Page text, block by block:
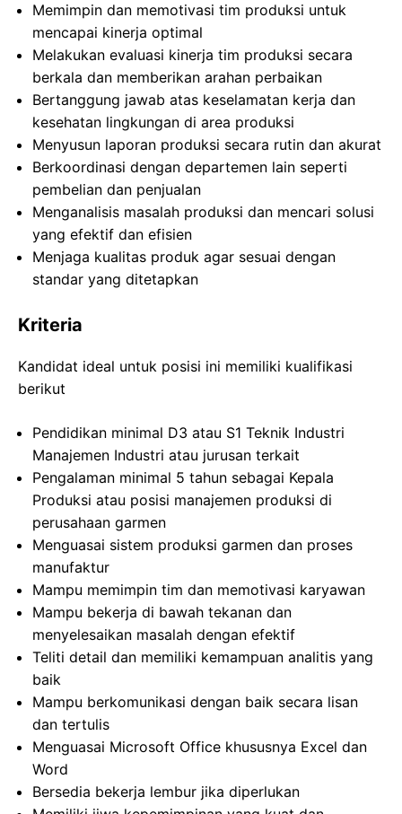
Memimpin dan memotivasi tim produksi untuk
mencapai kinerja optimal
Melakukan evaluasi kinerja tim produksi secara
berkala dan memberikan arahan perbaikan
Bertanggung jawab atas keselamatan kerja dan
kesehatan lingkungan di area produksi
Menyusun laporan produksi secara rutin dan akurat
Berkoordinasi dengan departemen lain seperti
pembelian dan penjualan
Menganalisis masalah produksi dan mencari solusi
yang efektif dan efisien
Menjaga kualitas produk agar sesuai dengan
standar yang ditetapkan
Kriteria
Kandidat ideal untuk posisi ini memiliki kualifikasi
berikut
Pendidikan minimal D3 atau S1 Teknik Industri
Manajemen Industri atau jurusan terkait
Pengalaman minimal 5 tahun sebagai Kepala
Produksi atau posisi manajemen produksi di
perusahaan garmen
Menguasai sistem produksi garmen dan proses
manufaktur
Mampu memimpin tim dan memotivasi karyawan
Mampu bekerja di bawah tekanan dan
menyelesaikan masalah dengan efektif
Teliti detail dan memiliki kemampuan analitis yang
baik
Mampu berkomunikasi dengan baik secara lisan
dan tertulis
Menguasai Microsoft Office khususnya Excel dan
Word
Bersedia bekerja lembur jika diperlukan